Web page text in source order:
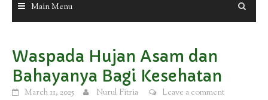
Main Menu
Waspada Hujan Asam dan
Bahayanya Bagi Kesehatan
March 11, 2025 Nurul Fitria Leave a comment